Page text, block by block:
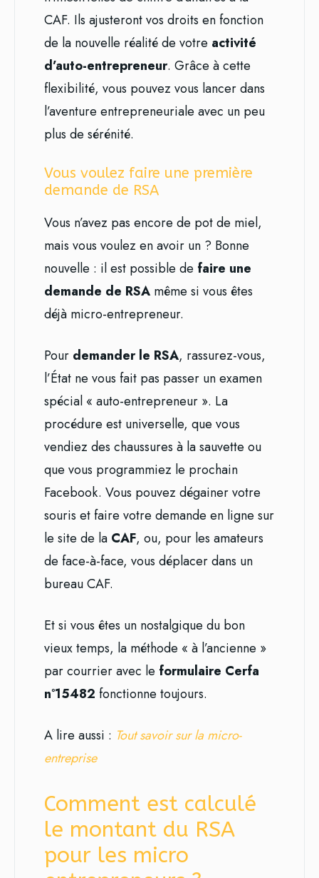
CAF. Ils ajusteront vos droits en fonction
de la nouvelle réalité de votre activité
d’auto-entrepreneur. Grâce à cette
flexibilité, vous pouvez vous lancer dans
l’aventure entrepreneuriale avec un peu
plus de sérénité.
Vous voulez faire une première
demande de RSA
Vous n’avez pas encore de pot de miel,
mais vous voulez en avoir un ? Bonne
nouvelle : il est possible de faire une
demande de RSAmême si vous êtes
déjà micro-entrepreneur.
Pour demander le RSA, rassurez-vous,
l’État ne vous fait pas passer un examen
spécial « auto-entrepreneur ». La
procédure est universelle, que vous
vendiez des chaussures à la sauvette ou
que vous programmiez le prochain
Facebook. Vous pouvez dégainer votre
souris et faire votre demande en ligne sur
le site de la CAF, ou, pour les amateurs
de face-à-face, vous déplacer dans un
bureau CAF.
Et si vous êtes un nostalgique du bon
vieux temps, la méthode « à l’ancienne »
par courrier avec le formulaire Cerfa
n°15482 fonctionne toujours.
A lire aussi : Tout savoir sur la micro-
entreprise
Comment est calculé
le montant du RSA
pour les micro